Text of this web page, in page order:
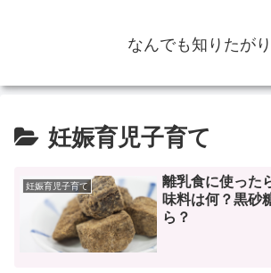
なんでも知りたがり
妊娠育児子育て
妊娠育児子育て
離乳食に使った
味料は何？黒砂
ら？